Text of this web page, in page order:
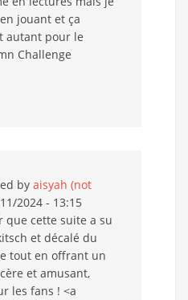
jouant et ça
autant pour le
Challenge
by aisyah (not
2024 - 13:15
que cette suite a su
et décalé du
tout en offrant un
et amusant,
les fans ! <a